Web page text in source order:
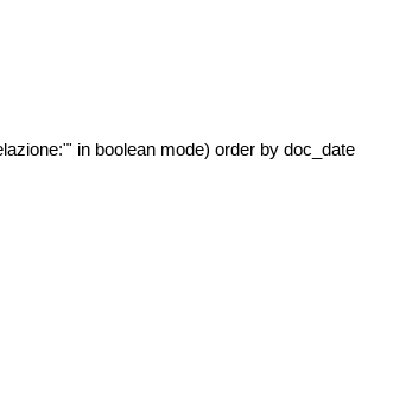
in boolean mode) order by doc_date